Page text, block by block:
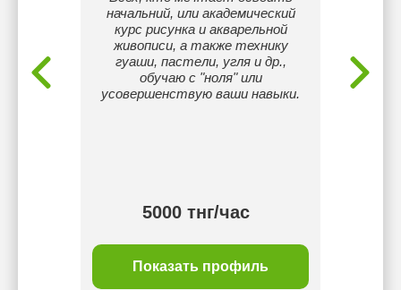
и
начальний, или академический
курс рисунка и акварельной
живописи, а также технику
гуаши, пастели, угля и др.,
обучаю с "ноля" или
усовершенствую ваши навыки.
5000 тнг/час
Показать профиль
Умею
по